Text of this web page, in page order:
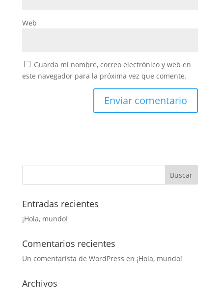
Web
Guarda mi nombre, correo electrónico y web en
este navegador para la próxima vez que comente.
Entradas recientes
¡Hola, mundo!
Comentarios recientes
Un comentarista de WordPress en ¡Hola, mundo!
Archivos